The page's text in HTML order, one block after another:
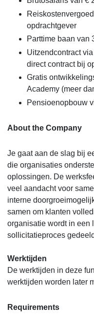
opdrachtgever
Parttime baan van
Uitzendcontract
direct contract bij
Gratis
Academy (meer
Pensioenopbouw
About the Company
Je gaat aan de slag bij
die organisaties
oplossingen. De
veel aandacht voor
interne
samen om klanten
organisatie wordt in een
sollicitatieproces
Werktijden
De werktijden in deze
werktijden worden later
Requirements